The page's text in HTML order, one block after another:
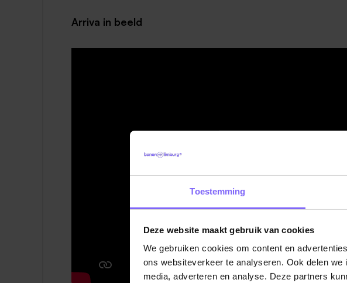
Toestemming
Deze website maakt gebruik van cookies
We gebruiken cookies om content en
ons websiteverkeer te analyseren. Ook delen
media, adverteren en analyse. Deze partners
Arriva in beeld